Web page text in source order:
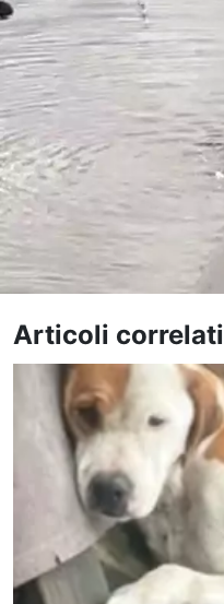
Articoli correlati